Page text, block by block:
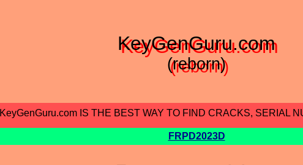
KeyGenGuru.com
(reborn)
KeyGenGuru.com IS THE BEST WAY TO FIND CRACKS, SERIAL
FRPD2023D